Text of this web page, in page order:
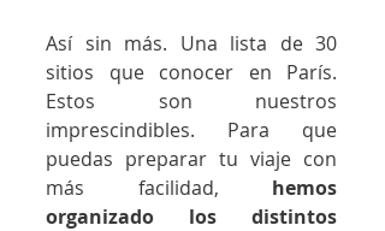
Así sin más. Una lista de 30
sitios que conocer en París.
Estos son nuestros
imprescindibles. Para que
puedas preparar tu viaje con
más facilidad, hemos
organizado los distintos